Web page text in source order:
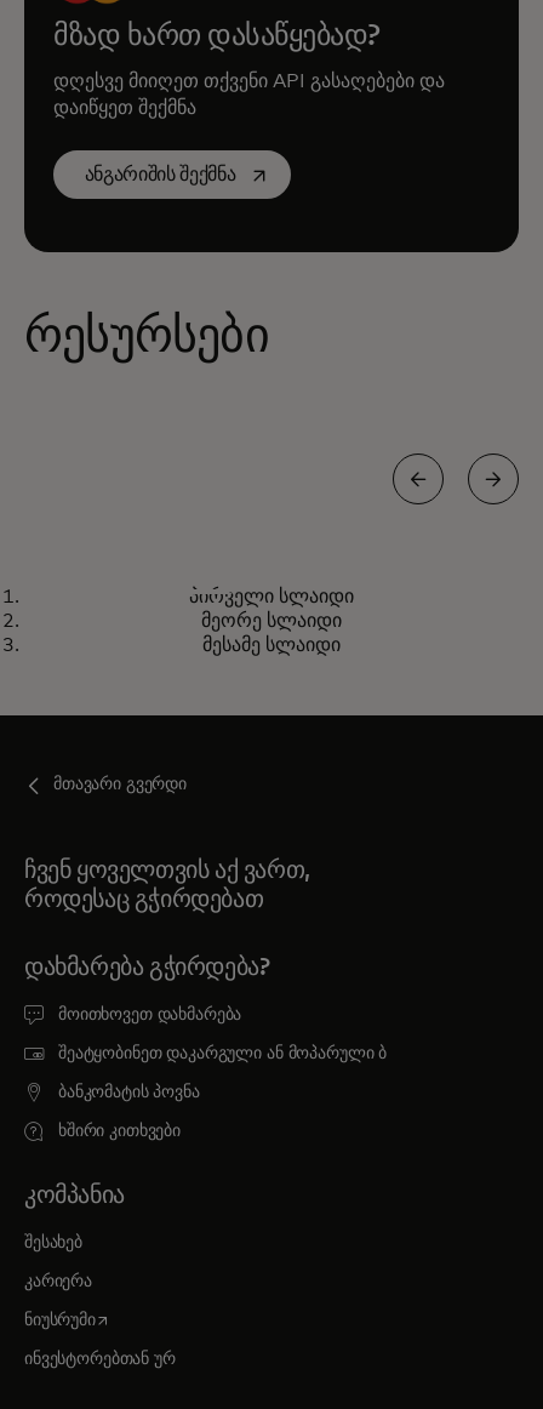
მზად ხართ დასაწყებად?
დღესვე მიიღეთ თქვენი API გასაღებები და
დაიწყეთ შექმნა
ანგარიშის შექმნაopens in a new tab
რესურსები
გამოიყენეთ ჩვენი პლატფორმის
API-ები და მართეთ თქვენი
opens in a new tab
პირველი სლაიდი
მეორე სლაიდი
მესამე სლაიდი
მთავარი გვერდი
ჩვენ ყოველთვის აქ ვართ,
როდესაც გჭირდებათ
ᲓᲐᲮᲛᲐᲠᲔᲑᲐ ᲒᲭᲘᲠᲓᲔᲑᲐ?
მოითხოვეთ დახმარება
შეატყობინეთ დაკარგული ან მოპარული ბ
ბანკომატის პოვნა
ხშირი კითხვები
ᲙᲝᲛᲞᲐᲜᲘᲐ
შესახებ
კარიერა
ნიუსრუმიopens in a new tab
ინვესტორებთან ურ